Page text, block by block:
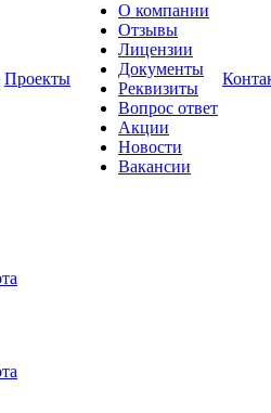
Проекты
О компании
Отзывы
Лицензии
Документы
Реквизиты
Вопрос ответ
Акции
Новости
Вакансии